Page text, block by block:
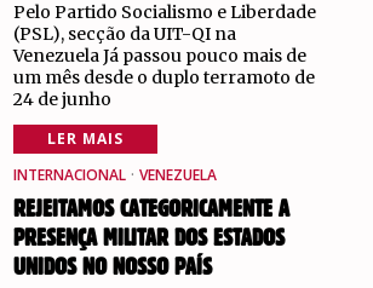
Pelo Partido Socialismo e Liberdade
(PSL), secção da UIT-QI na
Venezuela Já passou pouco mais de
um mês desde o duplo terramoto de
24 de junho
LER MAIS
INTERNACIONAL · VENEZUELA
REJEITAMOS CATEGORICAMENTE A
PRESENÇA MILITAR DOS ESTADOS
UNIDOS NO NOSSO PAÍS